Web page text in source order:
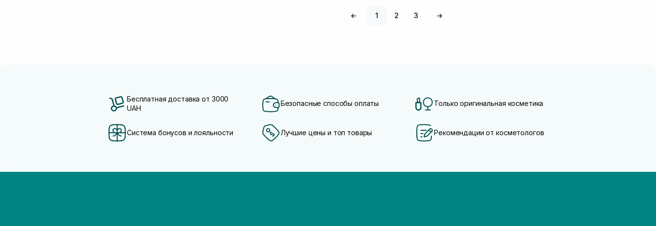
← 1 2 3 →
Бесплатная доставка от 3000
UAH
Безопасные способы оплаты Только оригинальная косметика
Система бонусов и лояльности Лучшие цены и топ товары Рекомендации от косметологов